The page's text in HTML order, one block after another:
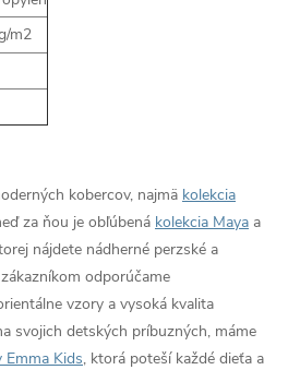
m2
kobercov, najmä kolekcia
za ňou je obľúbená kolekcia Maya a
nájdete nádherné perzské a
odporúčame
vzory a vysoká kvalita
svojich detských príbuzných, máme
Emma Kids, ktorá poteší každé dieťa a